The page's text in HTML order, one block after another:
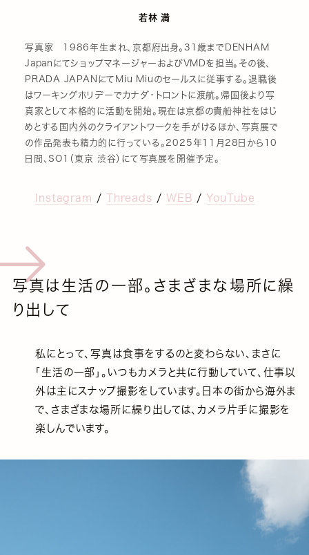
若林 満
写真家 1986年生まれ、京都府出身。31歳までDENHAM
JapanにてショップマネージャーおよびVMDを担当。その後、
PRADA JAPANにてMiu Miuのセールスに従事する。退職後
はワーキングホリデーでカナダ・トロントに渡航。帰国後より写
真家として本格的に活動を開始。現在は京都の貴船神社をはじ
めとする国内外のクライアントワークを手がけるほか、写真展で
の作品発表も精力的に行っている。2025年11月28日から10
日間、SO1（東京 渋谷）にて写真展を開催予定。
Instagram / Threads / WEB /YouTube
写真は生活の一部。さまざまな場所に繰
り出して
私にとって、写真は食事をするのと変わらない、まさに
「生活の一部」。いつもカメラと共に行動していて、仕事以
外は主にスナップ撮影をしています。日本の街から海外ま
で、さまざまな場所に繰り出しては、カメラ片手に撮影を
楽しんでいます。